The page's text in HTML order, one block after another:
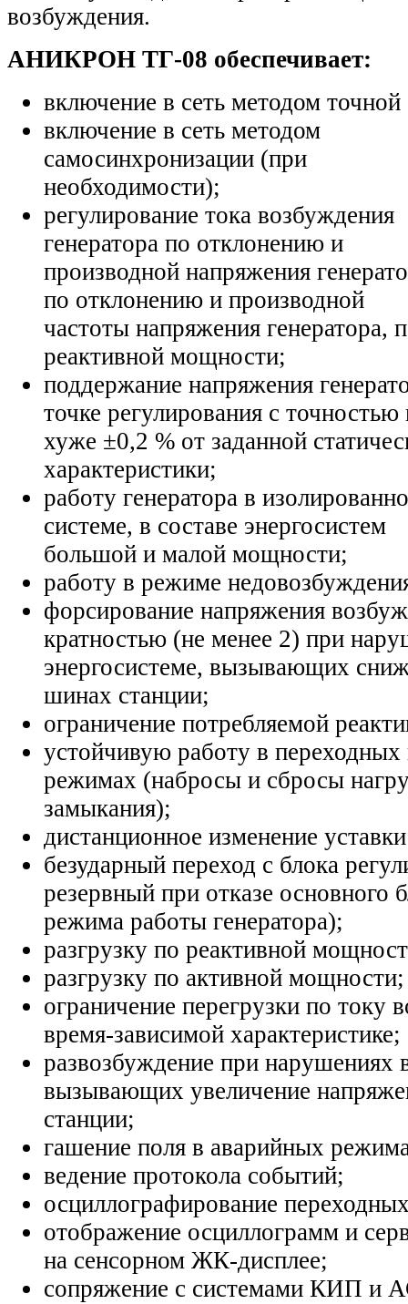
возбуждения.
АНИКРОН ТГ-08 обеспечивает:
включение в сеть методом
включение в сеть методом
самосинхронизации (при
необходимости);
регулирование тока возбуждения
генератора по отклонению и
производной напряжения
по отклонению и производной
частоты напряжения генератора,
реактивной мощности;
поддержание напряжения
точке регулирования с точностью
хуже ±0,2 % от заданной
характеристики;
работу генератора в
системе, в составе энергосистем
большой и малой мощности;
работу в режиме
форсирование напряжения
кратностью (не менее 2) при
энергосистеме, вызывающих
шинах станции;
ограничение потребляемой
устойчивую работу в
режимах (набросы и сбросы
замыкания);
дистанционное изменение
безударный переход с блока
резервный при отказе основного
режима работы генератора);
разгрузку по реактивной
разгрузку по активной мощности;
ограничение перегрузки по току
время-зависимой характеристике;
развозбуждение при нарушениях
вызывающих увеличение
станции;
гашение поля в аварийных
ведение протокола событий;
осциллографирование
отображение осциллограмм и
на сенсорном ЖК-дисплее;
сопряжение с системами КИП и